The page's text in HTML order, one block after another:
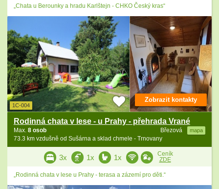
„Chata u Berounky a hradu Karlštejn - CHKO Český kras“
1C-004
Rodinná chata v lese - u Prahy - přehrada Vrané
Březová mapa
Max. 8 osob
73.3 km vzdušně od Sušárna a sklad chmele - Trnovany
Zobrazit kontakty
3x 1x 1x
Ceník
ZDE
„Rodinná chata v lese u Prahy - terasa a zázemí pro děti.“